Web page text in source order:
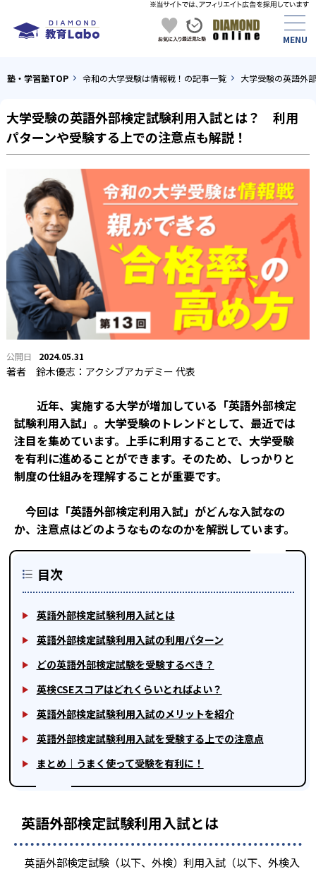
塾・学習塾TOP 令和の大学受験は情報戦！の記事一覧 大学受験の英語外
大学受験の英語外部検定試験利用入試とは？ 利用
パターンや受験する上での注意点も解説！
2024.05.31
著者 鈴木優志：アクシブアカデミー 代表
近年、実施する大学が増加している「英語外部検定
試験利用入試」。大学受験のトレンドとして、最近では
注目を集めています。上手に利用することで、大学受験
を有利に進めることができます。そのため、しっかりと
制度の仕組みを理解することが重要です。
今回は「英語外部検定利用入試」がどんな入試なの
か、注意点はどのようなものなのかを解説しています。
目次
英語外部検定試験利用入試とは
英語外部検定試験利用入試の利用パターン
どの英語外部検定試験を受験するべき？
英検CSEスコアはどれくらいとればよい？
英語外部検定試験利用入試のメリットを紹介
英語外部検定試験利用入試を受験する上での注意点
まとめ｜うまく使って受験を有利に！
英語外部検定試験利用入試とは
英語外部検定試験（以下、外検）利用入試（以下、外検入